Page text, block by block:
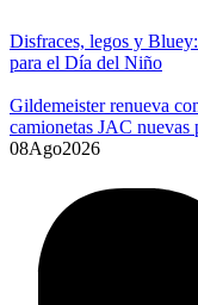
Disfraces, legos y
para el Día del Niño
Gildemeister renueva
camionetas JAC nuevas
08Ago2026